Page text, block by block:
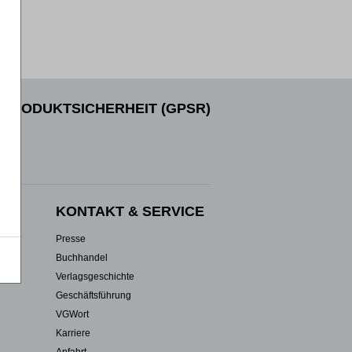
PRODUKTSICHERHEIT (GPSR)
KONTAKT & SERVICE
Presse
Buchhandel
Verlagsgeschichte
Geschäftsführung
VGWort
Karriere